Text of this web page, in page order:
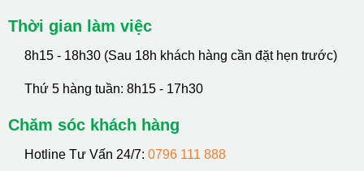
Thời gian làm việc
8h15 - 18h30 (Sau 18h khách hàng cần đặt hẹn trước)
Thứ 5 hàng tuần: 8h15 - 17h30
Chăm sóc khách hàng
Hotline Tư Vấn 24/7: 0796 111 888